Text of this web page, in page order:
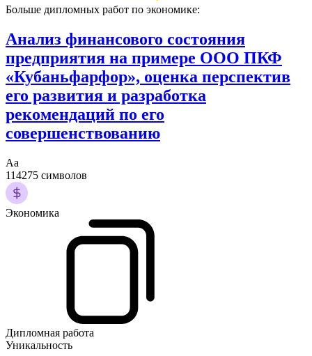
Больше дипломных работ по экономике:
Анализ финансового состояния
предприятия на примере ООО ПКФ
«Кубаньфарфор», оценка перспектив
его развития и разработка
рекомендаций по его
совершенствованию
Аа
114275 символов
Экономика
Дипломная работа
Уникальность